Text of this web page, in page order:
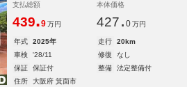
支払総額
439.9 万円
本体価格
427. 0 万円
年式 2025年 走行
20km
車検
'28/11 修復
なし
保証
保証付 整備
法定整備付
住所
大阪府 箕面市